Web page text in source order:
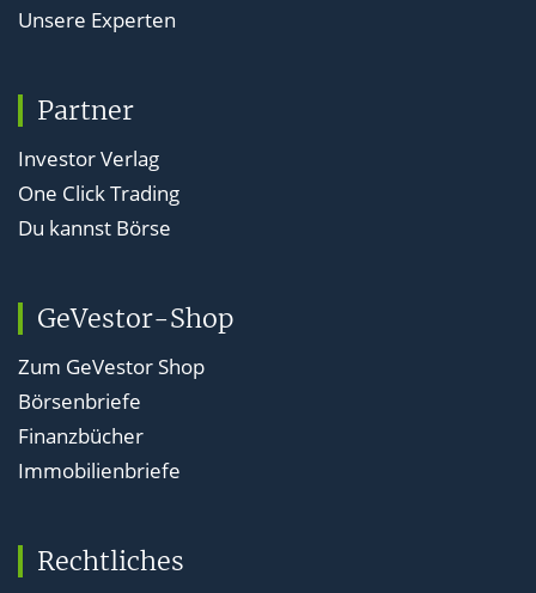
Unsere Experten
Partner
Investor Verlag
One Click Trading
Du kannst Börse
GeVestor-Shop
Zum GeVestor Shop
Börsenbriefe
Finanzbücher
Immobilienbriefe
Rechtliches